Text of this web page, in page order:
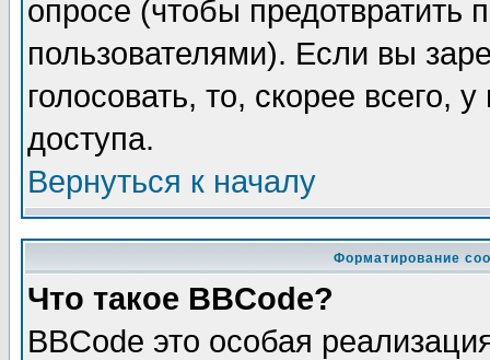
опросе (чтобы предотвратить
пользователями). Если вы
голосовать, то, скорее всего,
доступа.
Вернуться к началу
Форматирование
Что такое BBCode?
BBCode это особая